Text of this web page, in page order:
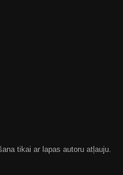
tikai ar lapas autoru atļauju.